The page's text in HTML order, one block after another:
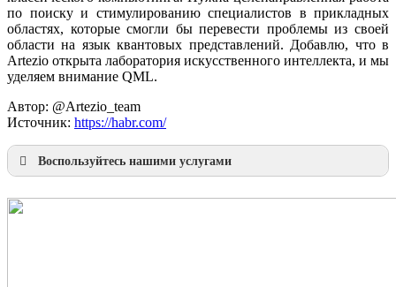
по поиску и стимулированию специалистов в прикладных
областях, которые смогли бы перевести проблемы из своей
области на язык квантовых представлений. Добавлю, что в
Artezio открыта лаборатория искусственного интеллекта, и мы
уделяем внимание QML.
Автор: @Artezio_team
Источник: https://habr.com/
Воспользуйтесь нашими услугами
Презентации по направлениям